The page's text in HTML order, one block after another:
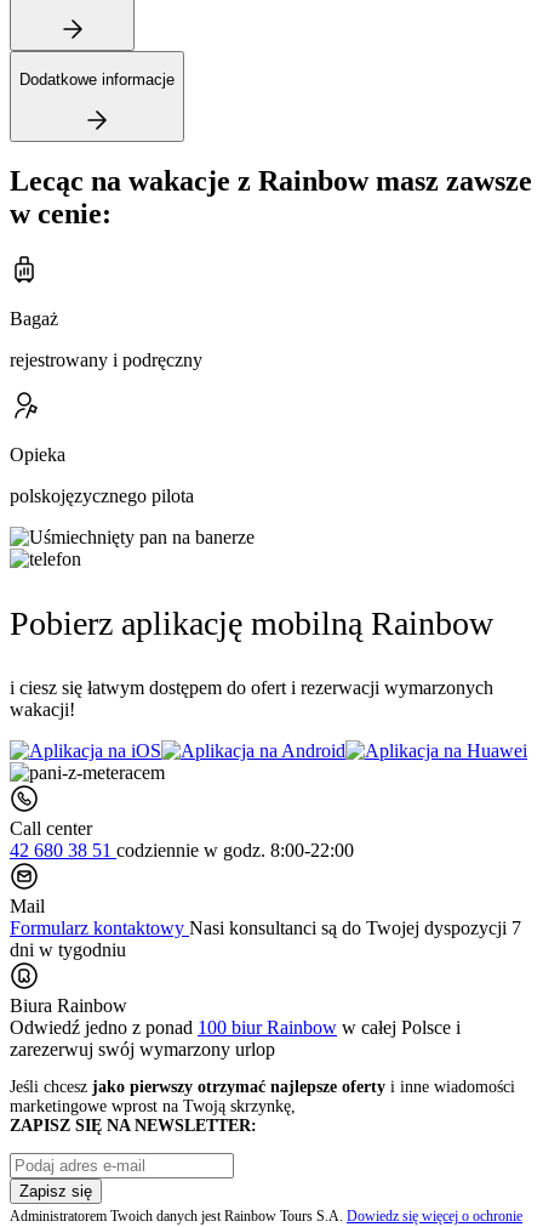
Dodatkowe informacje
Lecąc na wakacje z Rainbow masz zawsze
w cenie:
Bagaż
rejestrowany i podręczny
Opieka
polskojęzycznego pilota
Pobierz aplikację mobilną Rainbow
i ciesz się łatwym dostępem do ofert i rezerwacji wymarzonych
wakacji!
Call center
42 680 38 51 codziennie w godz. 8:00-22:00
Mail
Formularz kontaktowy Nasi konsultanci są do Twojej dyspozycji 7
dni w tygodniu
Biura Rainbow
Odwiedź jedno z ponad 100 biur Rainbow w całej Polsce i
zarezerwuj swój wymarzony urlop
Jeśli chcesz jako pierwszy otrzymać najlepsze oferty i inne wiadomości
marketingowe wprost na Twoją skrzynkę,
ZAPISZ SIĘ NA NEWSLETTER:
Zapisz się
Administratorem Twoich danych jest Rainbow Tours S.A. Dowiedz się więcej o ochronie